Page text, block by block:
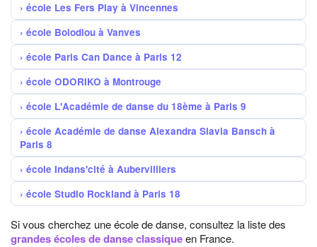
école Les Fers Play à Vincennes
école Bolodiou à Vanves
école Paris Can Dance à Paris 12
école ODORIKO à Montrouge
école L'Académie de danse du 18ème à Paris 9
école Académie de danse Alexandra Slavia Bansch à
Paris 8
école Indans'cité à Aubervilliers
école Studio Rockland à Paris 18
Si vous cherchez une école de danse, consultez la liste des
grandes écoles de danse classiqueen France.